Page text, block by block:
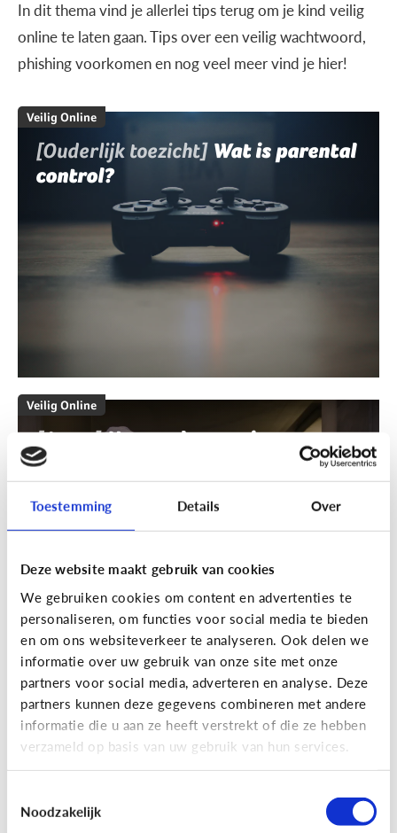
Toestemming Details Over
Deze website maakt gebruik van cookies
We gebruiken cookies om content en advertenties te
personaliseren, om functies voor social media te bieden
en om ons websiteverkeer te analyseren. Ook delen we
informatie over uw gebruik van onze site met onze
partners voor social media, adverteren en analyse. Deze
partners kunnen deze gegevens combineren met andere
informatie die u aan ze heeft verstrekt of die ze hebben
verzameld op basis van uw gebruik van hun services.
Noodzakelijk
In dit thema vind je allerlei tips terug om je kind veilig
online te laten gaan. Tips over een veilig wachtwoord,
phishing voorkomen en nog veel meer vind je hier!
Veilig Online
[Ouderlijk toezicht] Wat is parental
control?
Veilig Online
[Actua]Hoe snel geven jongeren
hun bankkaart in ruil voor geld?
En wat zijn 'geldezels'?
[Hoe werkt het?]Locatiegegevens
delen via de smartphone